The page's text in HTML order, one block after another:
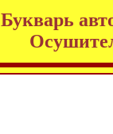
Букварь